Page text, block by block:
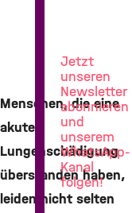
Menschen, die eine
akute
Lungenschädigung
überstanden haben,
leiden nicht selten
Jetzt
unseren
Newsletter
abonnieren
und
unserem
WhatsApp-
Kanal
folgen!